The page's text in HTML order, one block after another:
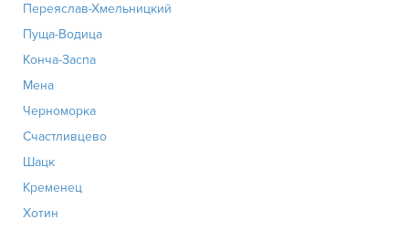
Переяслав-Хмельницкий
Пуща-Водица
Конча-Заспа
Мена
Черноморка
Счастливцево
Шацк
Кременец
Хотин